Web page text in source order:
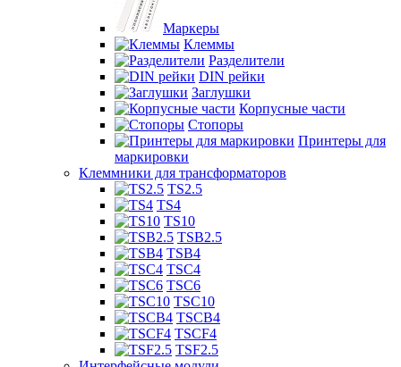
Маркеры
Клеммы
Разделители
DIN рейки
Заглушки
Корпусные части
Стопоры
Принтеры для
маркировки
Клеммники для трансформаторов
TS2.5
TS4
TS10
TSB2.5
TSB4
TSC4
TSC6
TSC10
TSCB4
TSCF4
TSF2.5